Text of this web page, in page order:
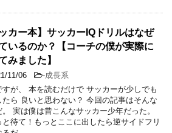
ッカー本】サッカーIQドリルはなぜ
いるのか？【コーチの僕が実際に
みました】
11/06 -成長系
すが、 本を読むだけで サッカーが少しでも
たら 良いと思わない？ 今回の記事はそんな
。 実は僕は昔こんなサッカー少年だった。
と待て！もっとここに出したら逆サイドフリ